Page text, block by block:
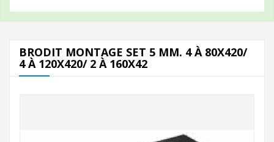
BRODIT MONTAGE SET 5 MM. 4 À 80X420/
4 À 120X420/ 2 À 160X42